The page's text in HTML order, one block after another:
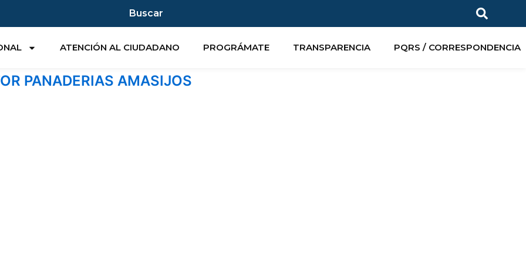
Buscar
ATENCIÓN AL CIUDADANO PROGRÁMATE TRANSPARENCIA PQRS / CORRESPONDENCIA
PANADERIAS AMASIJOS